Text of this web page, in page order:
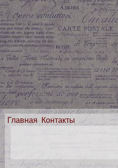
Главная Контакты